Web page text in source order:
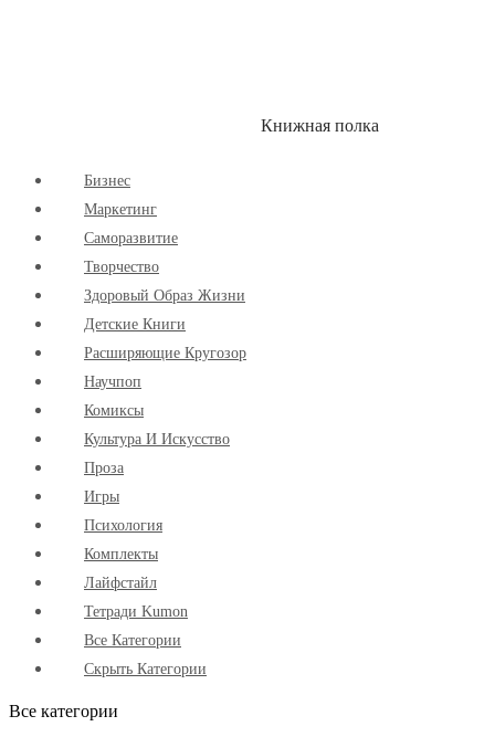
Книжная полка
Бизнес
Маркетинг
Cаморазвитие
Творчество
Здоровый Образ Жизни
Детские Книги
Расширяющие Кругозор
Научпоп
Комиксы
Культура И Искусство
Проза
Игры
Психология
Комплекты
Лайфстайл
Тетради Kumon
Все Категории
Скрыть Категории
Все категории